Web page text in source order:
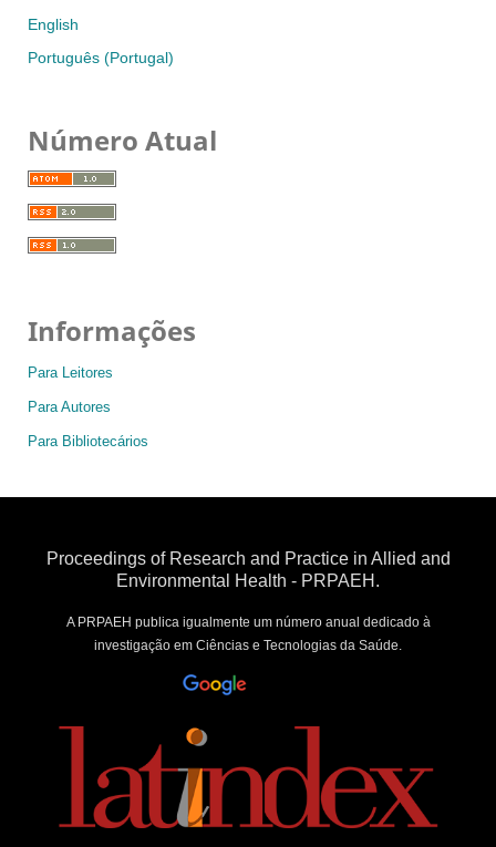
English
Português (Portugal)
Número Atual
Informações
Para Leitores
Para Autores
Para Bibliotecários
Proceedings of Research and Practice in Allied and
Environmental Health - PRPAEH.
A PRPAEH publica igualmente um número anual dedicado à
investigação em Ciências e Tecnologias da Saúde.